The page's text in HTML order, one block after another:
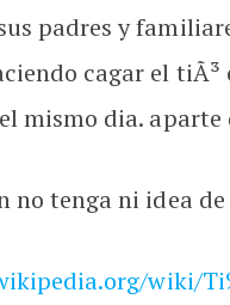
padres y
cagar el tiÃ³
mismo dia.
no tenga ni idea
wiki/